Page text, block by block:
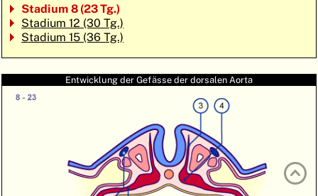
Stadium 8 (23 Tg.)
Stadium 12 (30 Tg.)
Stadium 15 (36 Tg.)
Entwicklung der Gefässe der dorsalen Aorta